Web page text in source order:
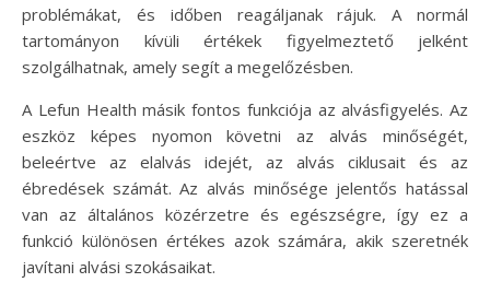
problémákat, és időben reagáljanak rájuk. A normál
tartományon kívüli értékek figyelmeztető jelként
szolgálhatnak, amely segít a megelőzésben.
A Lefun Health másik fontos funkciója az alvásfigyelés. Az
eszköz képes nyomon követni az alvás minőségét,
beleértve az elalvás idejét, az alvás ciklusait és az
ébredések számát. Az alvás minősége jelentős hatással
van az általános közérzetre és egészségre, így ez a
funkció különösen értékes azok számára, akik szeretnék
javítani alvási szokásaikat.